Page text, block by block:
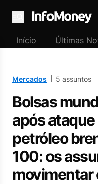
Menu
Início Últimas
Mercados 5 assuntos
Bolsas
após
petróleo
100: os
movimentar